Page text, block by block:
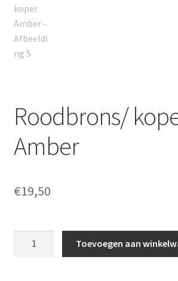
Roodbrons/
Amber
€19,50
Toevoegen aan